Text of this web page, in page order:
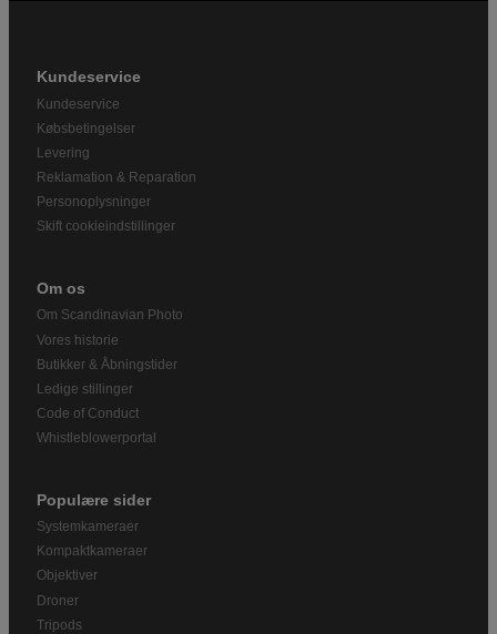
Kundeservice
Kundeservice
Købsbetingelser
Levering
Reklamation & Reparation
Personoplysninger
Skift cookieindstillinger
Om os
Om Scandinavian Photo
Vores historie
Butikker & Åbningstider
Ledige stillinger
Code of Conduct
Whistleblowerportal
Populære sider
Systemkameraer
Kompaktkameraer
Objektiver
Droner
Tripods